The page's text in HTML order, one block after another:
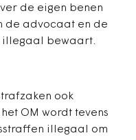
de eigen benen
de advocaat en de
illegaal bewaart.
ook
OM wordt tevens
illegaal om